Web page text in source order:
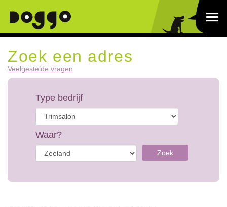
Zoek een adres
Veelgestelde vragen
Type bedrijf
Waar?
Zoek